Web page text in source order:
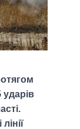
ударів